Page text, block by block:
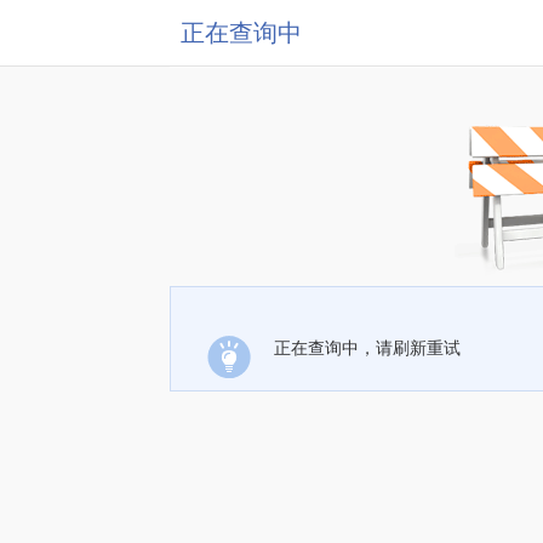
正在查询中
正在查询中，请刷新重试